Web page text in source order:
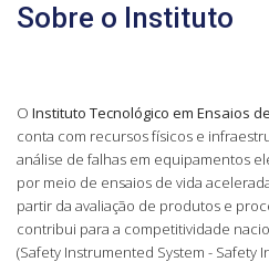
Sobre o Instituto
O Instituto Tecnológico em Ensaios
conta com recursos físicos e
análise de falhas em equipamentos
por meio de ensaios de vida
partir da avaliação de produtos e
contribui para a competitividade
(Safety Instrumented System - Safety